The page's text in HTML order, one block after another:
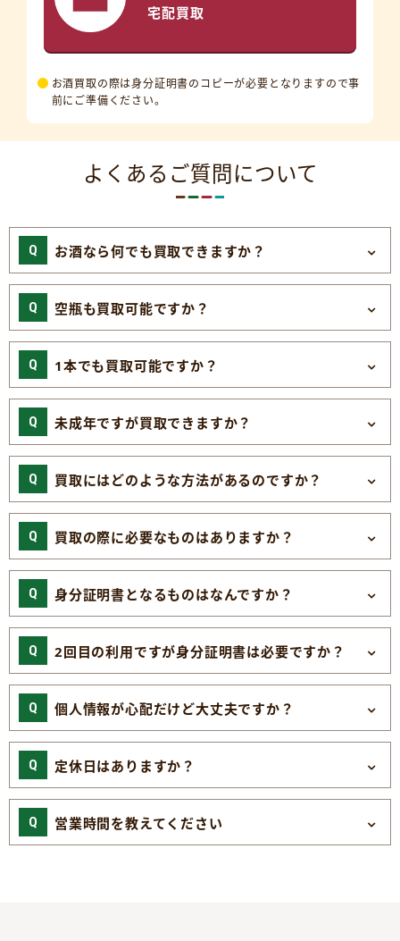
宅配買取
お酒買取の際は身分証明書のコピーが必要となりますので事
前にご準備ください。
よくあるご質問について
お酒なら何でも買取できますか？
空瓶も買取可能ですか？
1本でも買取可能ですか？
未成年ですが買取できますか？
買取にはどのような方法があるのですか？
買取の際に必要なものはありますか？
身分証明書となるものはなんですか？
2回目の利用ですが身分証明書は必要ですか？
個人情報が心配だけど大丈夫ですか？
定休日はありますか？
営業時間を教えてください